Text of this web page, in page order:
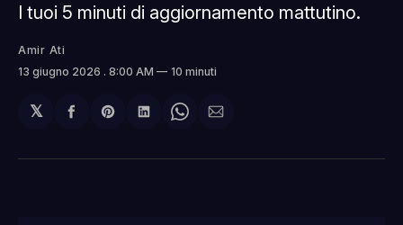
I tuoi 5 minuti di aggiornamento mattutino.
Amir Ati
13 giugno 2026 . 8:00 AM 10 minuti
𝕏
Condividi
Facebook
Share
Pinterest
Condividi
LinkedIn
Share
WhatsApp
Condividi
email